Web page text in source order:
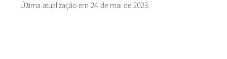
Última atualização em 24 de mai de 2023